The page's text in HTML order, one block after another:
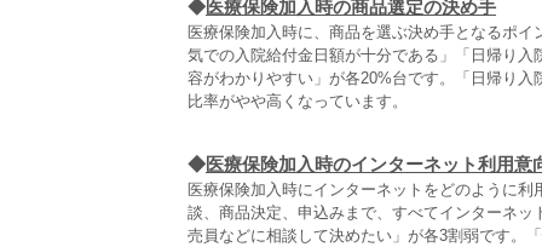
◆医療保険加入時の商品選定の決め手
医療保険加入時に、商品を選ぶ決め手となるポ
気での入院給付金日額が十分である」「日帰り
容がわかりやすい」が各20%台です。「日帰り
比率がやや高くなっています。
◆医療保険加入時のインターネット利用意
医療保険加入時にインターネットをどのように
談、商品決定、申込みまで、すべてインターネ
売員などに相談して決めたい」が各3割弱です。